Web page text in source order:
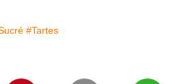
#Tartes